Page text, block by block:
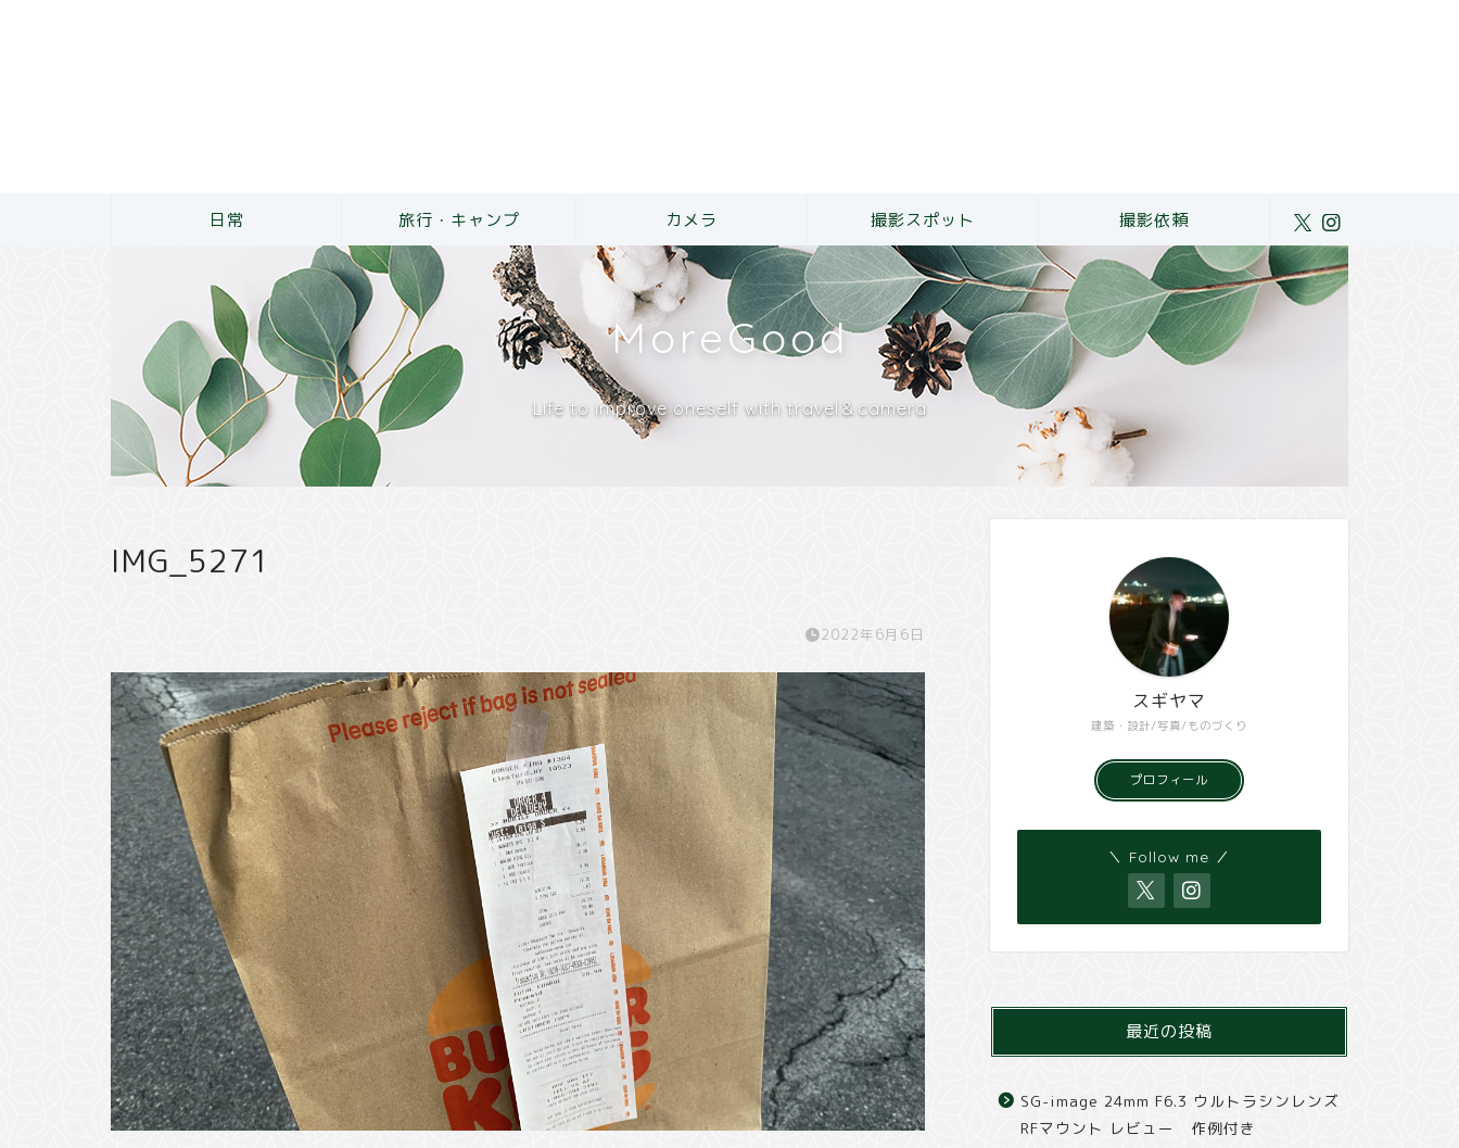
日常 旅行・キャンプ カメラ 撮影スポット 撮影依頼
MoreGood
Life to improve oneself with travel＆camera
IMG_5271
2022年6月6日
建築・設計/写真/ものづくり
スギヤマ
プロフィール
＼ Follow me ／
最近の投稿
SG-image 24mm F6.3 ウルトラシンレンズ
RFマウント レビュー 作例付き